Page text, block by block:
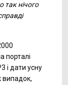
так нічого
порталі
і дати усну
випадок,